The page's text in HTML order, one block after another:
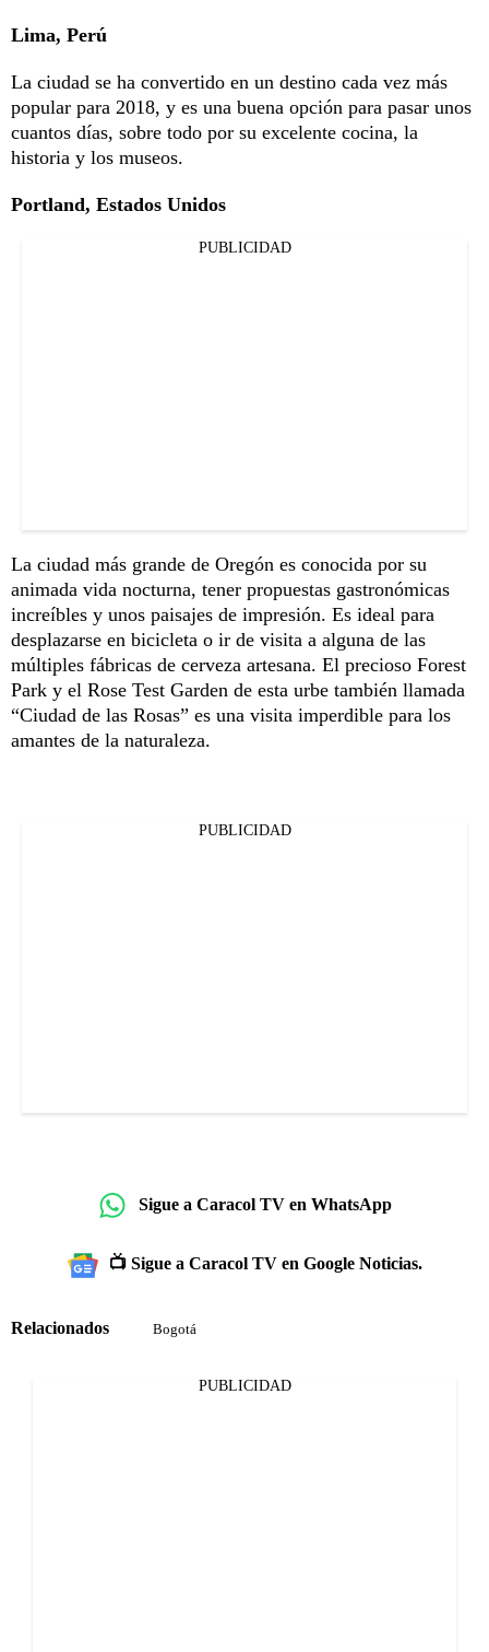
Lima, Perú
La ciudad se ha convertido en un destino cada vez más
popular para 2018, y es una buena opción para pasar unos
cuantos días, sobre todo por su excelente cocina, la
historia y los museos.
Portland, Estados Unidos
PUBLICIDAD
La ciudad más grande de Oregón es conocida por su
animada vida nocturna, tener propuestas gastronómicas
increíbles y unos paisajes de impresión. Es ideal para
desplazarse en bicicleta o ir de visita a alguna de las
múltiples fábricas de cerveza artesana. El precioso Forest
Park y el Rose Test Garden de esta urbe también llamada
“Ciudad de las Rosas” es una visita imperdible para los
amantes de la naturaleza.
PUBLICIDAD
Sigue a Caracol TV en WhatsApp
📺 Sigue a Caracol TV en Google Noticias.
Relacionados Bogotá
PUBLICIDAD